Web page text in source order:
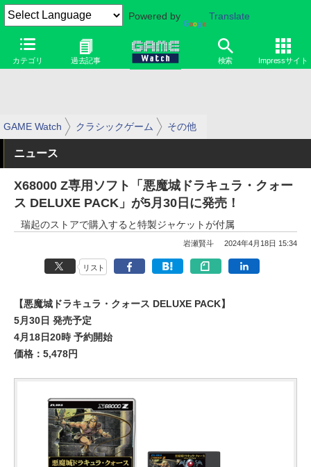
Powered by Translate
カテゴリ 過去記事 検索 Impressサイト
GAME Watch クラシックゲーム その他
ニュース
X68000 Z専用ソフト「悪魔城ドラキュラ・クォー
ス DELUXE PACK」が5月30日に発売！
瑞起のストアで購入すると特製ジャケットが付属
岩瀬賢斗 2024年4月18日 15:34
リスト
【悪魔城ドラキュラ・クォース DELUXE PACK】
5月30日 発売予定
4月18日20時 予約開始
価格：5,478円